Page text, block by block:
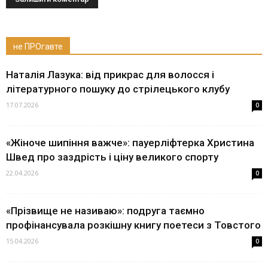
не ПРОгавте
Наталія Лазука: від прикрас для волосся і
літературного пошуку до стрілецького клубу
17.07.2026 0
«Жіноче шипіння важче»: пауерліфтерка Христина
Швед про заздрість і ціну великого спорту
22.04.2026 0
«Прізвище не називаю»: подруга таємно
профінансувала розкішну книгу поетеси з Товстого
15.04.2026 0